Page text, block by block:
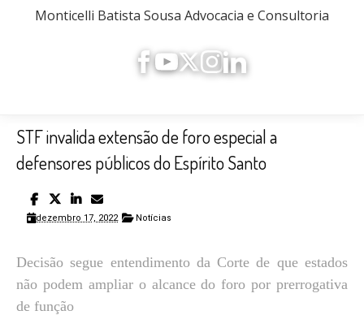
Monticelli Batista Sousa Advocacia e Consultoria
STF invalida extensão de foro especial a
defensores públicos do Espírito Santo
dezembro 17, 2022 Notícias
Decisão segue entendimento da Corte de que estados
não podem ampliar o alcance do foro por prerrogativa
de função